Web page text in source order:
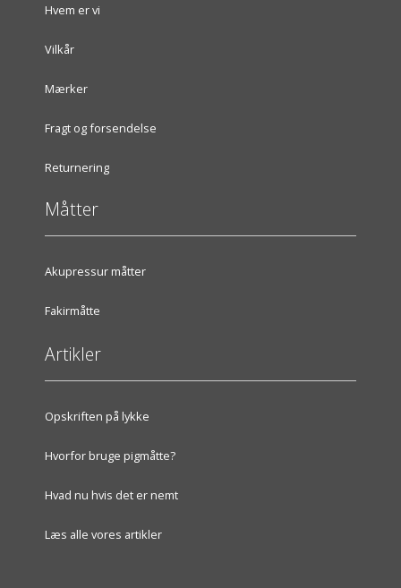
Hvem er vi
Vilkår
Mærker
Fragt og forsendelse
Returnering
Måtter
Akupressur måtter
Fakirmåtte
Artikler
Opskriften på lykke
Hvorfor bruge pigmåtte?
Hvad nu hvis det er nemt
Læs alle vores artikler